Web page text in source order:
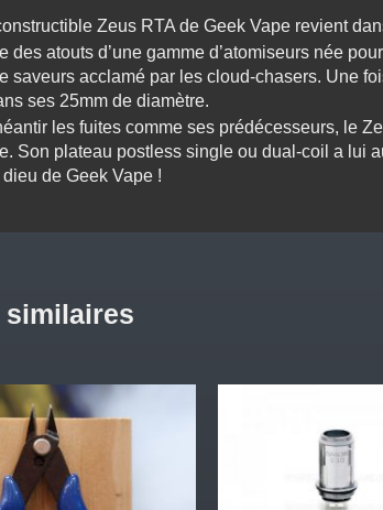
Zeus RTA de Geek Vape revient
des atouts d’une gamme d’atomiseurs née
saveurs acclamé par les cloud-chasers. Une
ses 25mm de diamètre.
les fuites comme ses prédécesseurs, le
Son plateau postless single ou dual-coil a lui
de Geek Vape !